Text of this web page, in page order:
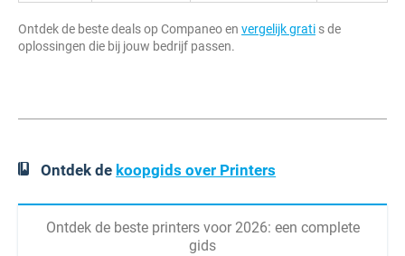
Ontdek de beste deals op Companeo en vergelijk grati s de
oplossingen die bij jouw bedrijf passen.
Ontdek de koopgids over Printers
Ontdek de beste printers voor 2026: een complete
gids